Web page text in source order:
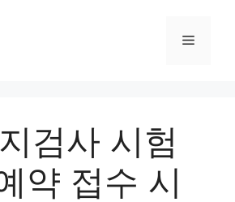
Menu
검사 시험
약 접수 시